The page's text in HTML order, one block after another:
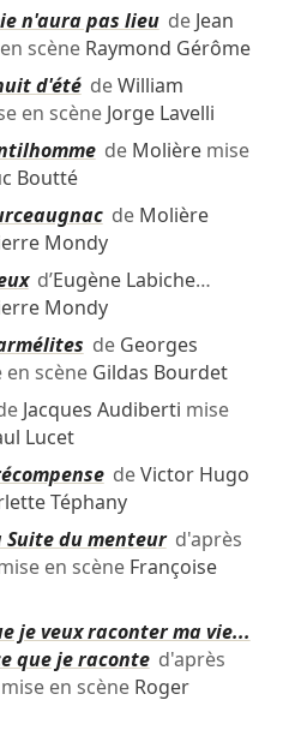
n'aura pas lieude Jean
scène Raymond Gérôme
d'étédeWilliam
en scène Jorge Lavelli
de Molièremise
Boutté
de Molière
Mondy
d’Eugène Labiche…
Mondy
de Georges
scène Gildas Bourdet
Jacques Audiberti mise
Lucet
deVictor Hugo
Téphany
du menteurd'après
en scène Françoise
je veux raconter ma vie...
que je raconted'après
mise en scène Roger